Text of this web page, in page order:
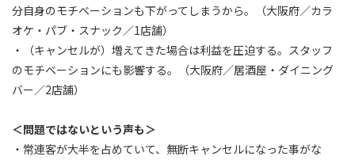
分自身のモチベーションも下がってしまうから。（大阪府／カラ
オケ・パブ・スナック／1店舗）
・（キャンセルが）増えてきた場合は利益を圧迫する。スタッフ
のモチベーションにも影響する。（大阪府／居酒屋・ダイニング
バー／2店舗）
＜問題ではないという声も＞
・常連客が大半を占めていて、無断キャンセルになった事がな